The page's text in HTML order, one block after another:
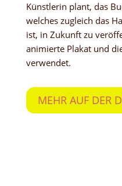
Künstlerin plant, das
welches zugleich das
ist, in Zukunft zu
animierte Plakat und
verwendet.
MEHR AUF DER